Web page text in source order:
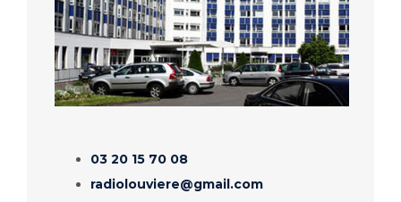
03 20 15 70 08
radiolouviere@gmail.com